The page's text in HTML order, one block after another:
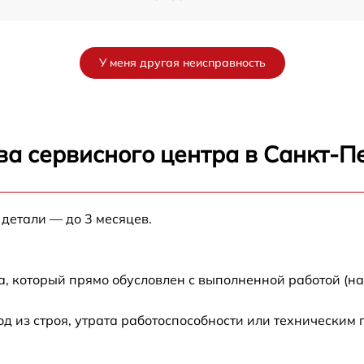
от 60 мин
У меня другая неисправность
сервисного центра в Санкт-
— до 3 месяцев.
который прямо обусловлен с выполненной работой
строя, утрата работоспособности или